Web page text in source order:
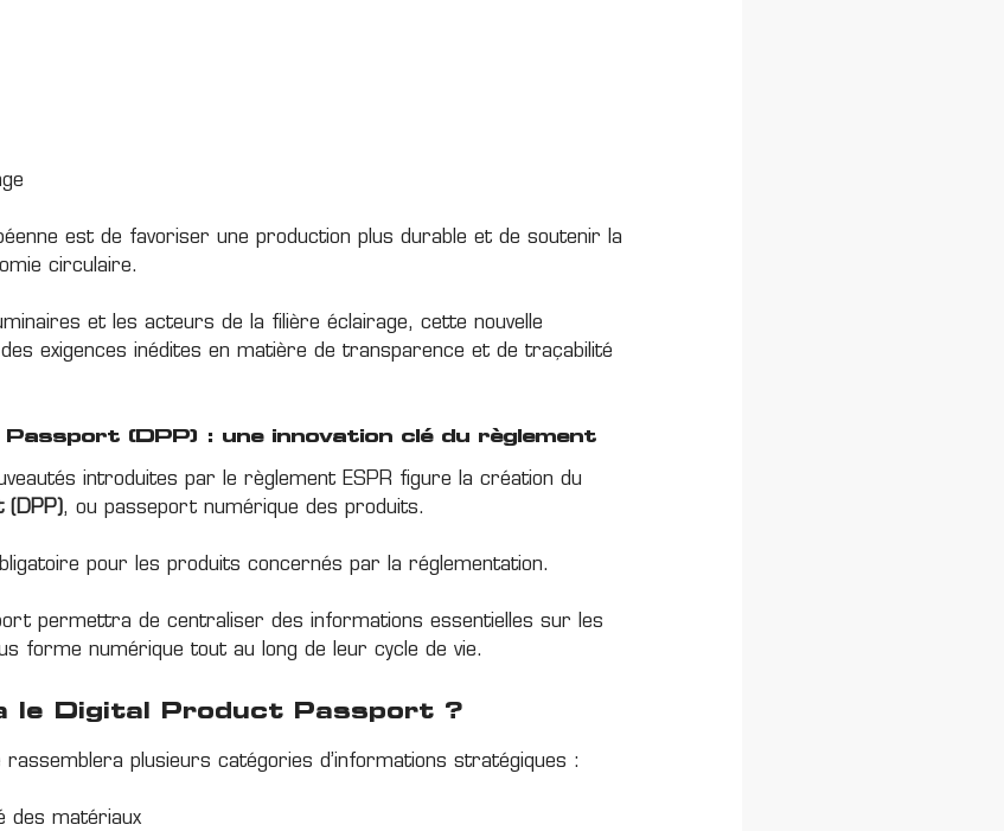
est de favoriser une production plus durable et de soutenir la
circulaire.
et les acteurs de la filière éclairage, cette nouvelle
exigences inédites en matière de transparence et de traçabilité
(DPP) : une innovation clé du règlement
introduites par le règlement ESPR figure la création du
(DPP), ou passeport numérique des produits.
pour les produits concernés par la réglementation.
permettra de centraliser des informations essentielles sur les
forme numérique tout au long de leur cycle de vie.
le Digital Product Passport ?
plusieurs catégories d’informations stratégiques :
des matériaux